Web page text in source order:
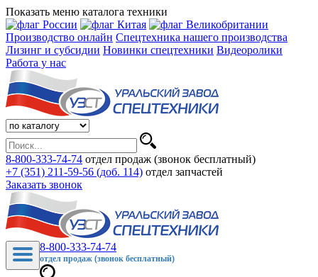
Показать меню каталога техники
Производство онлайн Спецтехника нашего производства
Лизинг и субсидии Новинки спецтехники Видеоролики
Работа у нас
8-800-333-74-74 отдел продаж (звонок бесплатный)
+7 (351) 211-59-56 (доб. 114) отдел запчастей
Заказать звонок
8-800-333-74-74
отдел продаж (звонок бесплатный)